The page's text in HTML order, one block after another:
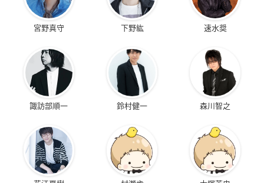
宮野真守 下野紘 速水奨
諏訪部順一 鈴村健一 森川智之